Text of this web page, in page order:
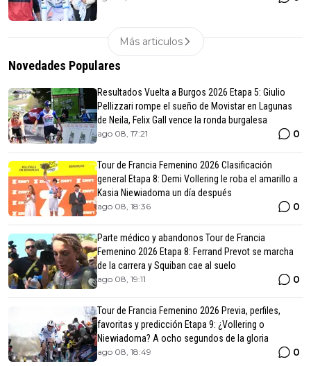
Más articulos
Novedades Populares
Resultados Vuelta a Burgos 2026 Etapa 5: Giulio
Pellizzari rompe el sueño de Movistar en Lagunas
de Neila, Felix Gall vence la ronda burgalesa
ago 08, 17:21 0
Tour de Francia Femenino 2026 Clasificación
general Etapa 8: Demi Vollering le roba el amarillo a
Kasia Niewiadoma un día después
ago 08, 18:36 0
Parte médico y abandonos Tour de Francia
Femenino 2026 Etapa 8: Ferrand Prevot se marcha
de la carrera y Squiban cae al suelo
ago 08, 19:11 0
Tour de Francia Femenino 2026 Previa, perfiles,
favoritas y predicción Etapa 9: ¿Vollering o
Niewiadoma? A ocho segundos de la gloria
ago 08, 18:49 0